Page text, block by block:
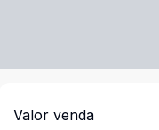
Valor venda